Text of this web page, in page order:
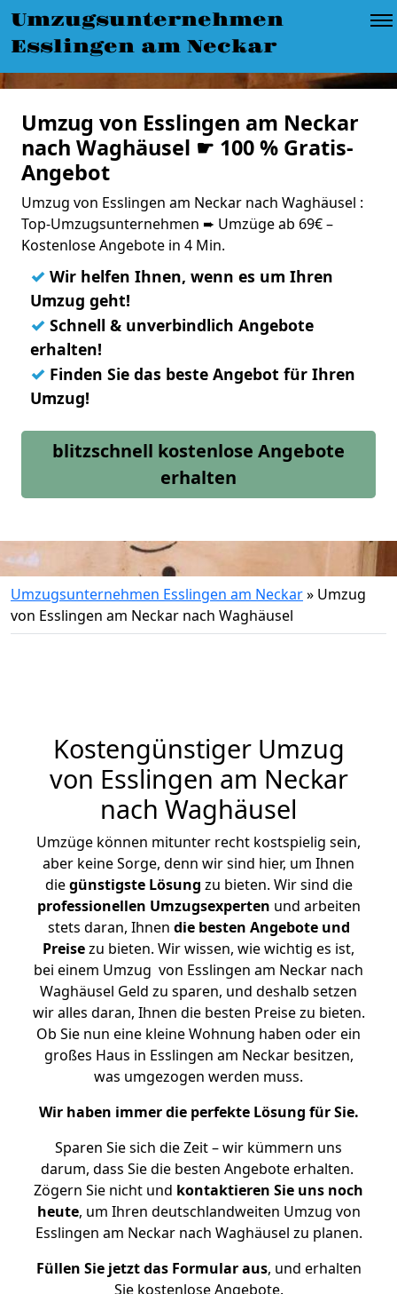
Umzugsunternehmen
Esslingen am Neckar
Umzug von Esslingen am Neckar
nach Waghäusel ☛ 100 % Gratis-
Angebot
Umzug von Esslingen am Neckar nach Waghäusel :
Top-Umzugsunternehmen ➨ Umzüge ab 69€ –
Kostenlose Angebote in 4 Min.
✓ Wir helfen Ihnen, wenn es um Ihren
Umzug geht!
✓ Schnell & unverbindlich Angebote
erhalten!
✓ Finden Sie das beste Angebot für Ihren
Umzug!
blitzschnell kostenlose Angebote
erhalten
Umzugsunternehmen Esslingen am Neckar» Umzug
von Esslingen am Neckar nach Waghäusel
Kostengünstiger Umzug
von Esslingen am Neckar
nach Waghäusel
Umzüge können mitunter recht kostspielig sein,
aber keine Sorge, denn wir sind hier, um Ihnen
diegünstigste Lösung zu bieten. Wir sind die
professionellen Umzugsexperten und arbeiten
stets daran, Ihnen die besten Angebote und
Preisezu bieten. Wir wissen, wie wichtig es ist,
bei einem Umzug von Esslingen am Neckar nach
Waghäusel Geld zu sparen, und deshalb setzen
wir alles daran, Ihnen die besten Preise zu bieten.
Ob Sie nun eine kleine Wohnung haben oder ein
großes Haus in Esslingen am Neckar besitzen,
was umgezogen werden muss.
Wir haben immer die perfekte Lösung für Sie.
Sparen Sie sich die Zeit – wir kümmern uns
darum, dass Sie die besten Angebote erhalten.
Zögern Sie nicht und kontaktieren Sie uns noch
heute, um Ihren deutschlandweiten Umzug von
Esslingen am Neckar nach Waghäusel zu planen.
Füllen Sie jetzt das Formular aus, und erhalten
Sie kostenlose Angebote.